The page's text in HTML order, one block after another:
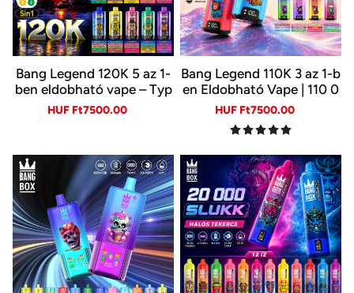
Bang Legend 120K 5 az 1-
ben eldobható vape – Typ
e-C, LED kijelző
Sale
HUF Ft7500.00
Bang Legend 110K 3 az 1-b
en Eldobható Vape | 110 0
00 Slukk | 3 Íz Egy Készülé
kben | Digitális Kijelző | Ty
pe-C
Sale
HUF Ft7500.00